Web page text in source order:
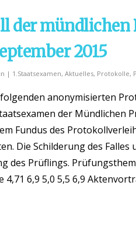
der mündlichen
2015
| 1.Staatsexamen, Aktuelles, Protokolle,
anonymisierten
der Mündlichen
Fundus des
Die Schilderung des
des Prüflings.
4,71 6,9 5,0 5,5 6,9